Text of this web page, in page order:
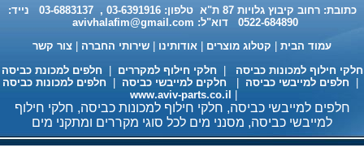
חומר ניקוי גרמני למכונות כביסה
ומדיחי כלים 35שח, מקט H333
כתובת: רחוב קיבוץ גלויות 87 ת"א טלפון: 03-6391916 , 03-6883137 נייד:
0522-684890 דוא"ל:
avivhalafim@gmail.com
עמוד הבית
קטלוג מוצרים אודותינו שירותי החברה
צור קשר
חילוף למכונות כביסה
חלקי חילוף למקררים
חלפים למכונת כביסה
חלפים למייבשי כביסה חלקים למייבשי כביסה
חלפים למכונות כביסה
www.aviv-parts.co.il
חלפים למייבשי כביסה, חלקי חילוף למכונות כביסה, חלקי חילוף
למייבשי כביסה, מסנני מים לכל סוגי מקררים ומתקני מים